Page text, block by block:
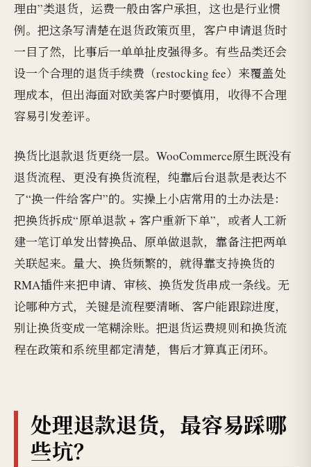
理由”类退货，运费一般由客户承担，这也是行业惯
例。把这条写清楚在退货政策页里，客户申请退货时
一目了然，比事后一单单扯皮强得多。有些品类还会
设一个合理的退货手续费（restocking fee）来覆盖处
理成本，但出海面对欧美客户时要慎用，收得不合理
容易引发差评。
换货比退款退货更绕一层。WooCommerce原生既没有
退货流程、更没有换货流程，纯靠后台退款是表达不
了“换一件给客户”的。实操上小店常用的土办法是：
把换货拆成“原单退款 + 客户重新下单”，或者人工新
建一笔订单发出替换品、原单做退款，靠备注把两单
关联起来。量大、换货频繁的，就得靠支持换货的
RMA插件来把申请、审核、换货发货串成一条线。无
论哪种方式，关键是流程要清晰、客户能跟踪进度，
别让换货变成一笔糊涂账。把退货运费规则和换货流
程在政策和系统里都定清楚，售后才算真正闭环。
处理退款退货，最容易踩哪
些坑？